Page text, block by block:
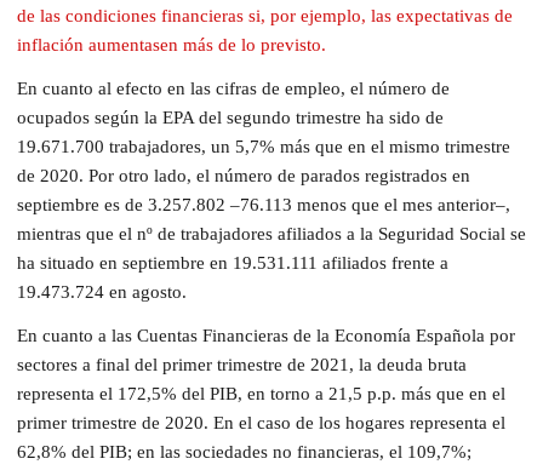
de las condiciones financieras si, por ejemplo, las expectativas de
inflación aumentasen más de lo previsto.
En cuanto al efecto en las cifras de empleo, el número de
ocupados según la EPA del segundo trimestre ha sido de
19.671.700 trabajadores, un 5,7% más que en el mismo trimestre
de 2020. Por otro lado, el número de parados registrados en
septiembre es de 3.257.802 –76.113 menos que el mes anterior–,
mientras que el nº de trabajadores afiliados a la Seguridad Social se
ha situado en septiembre en 19.531.111 afiliados frente a
19.473.724 en agosto.
En cuanto a las Cuentas Financieras de la Economía Española por
sectores a final del primer trimestre de 2021, la deuda bruta
representa el 172,5% del PIB, en torno a 21,5 p.p. más que en el
primer trimestre de 2020. En el caso de los hogares representa el
62,8% del PIB; en las sociedades no financieras, el 109,7%;